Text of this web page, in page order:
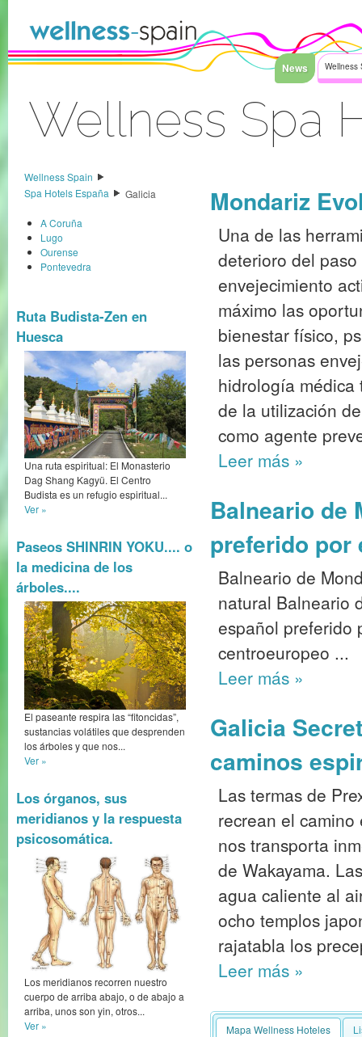
News Wellness
Wellness Spa
Wellness Spain
Spa Hotels España
Galicia
A Coruña
Lugo
Ourense
Pontevedra
Ruta Budista-Zen en
Huesca
Una ruta espiritual: El Monasterio
Dag Shang Kagyü. El Centro
Budista es un refugio espiritual...
Ver »
Paseos SHINRIN YOKU.... o
la medicina de los
árboles....
El paseante respira las “fitoncidas”,
sustancias volátiles que desprenden
los árboles y que nos...
Ver »
Los órganos, sus
meridianos y la respuesta
psicosomática.
Los meridianos recorren nuestro
cuerpo de arriba abajo, o de abajo a
arriba, unos son yin, otros...
Ver »
Mondariz
Una de las
deterioro del
envejecimiento
máximo las
bienestar físico,
las personas
hidrología médica
de la utilización
como agente
Leer más »
Balneario de
preferido por
Balneario de
natural Balneario
español preferido
centroeuropeo ...
Leer más »
Galicia
caminos
Las termas de
recrean el
nos transporta
de Wakayama.
agua caliente al
ocho templos
rajatabla los
Leer más »
Mapa Wellness Hoteles